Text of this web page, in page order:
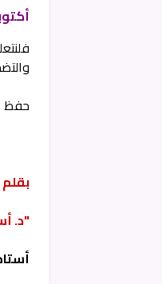
حفظ
بقلم
"د.